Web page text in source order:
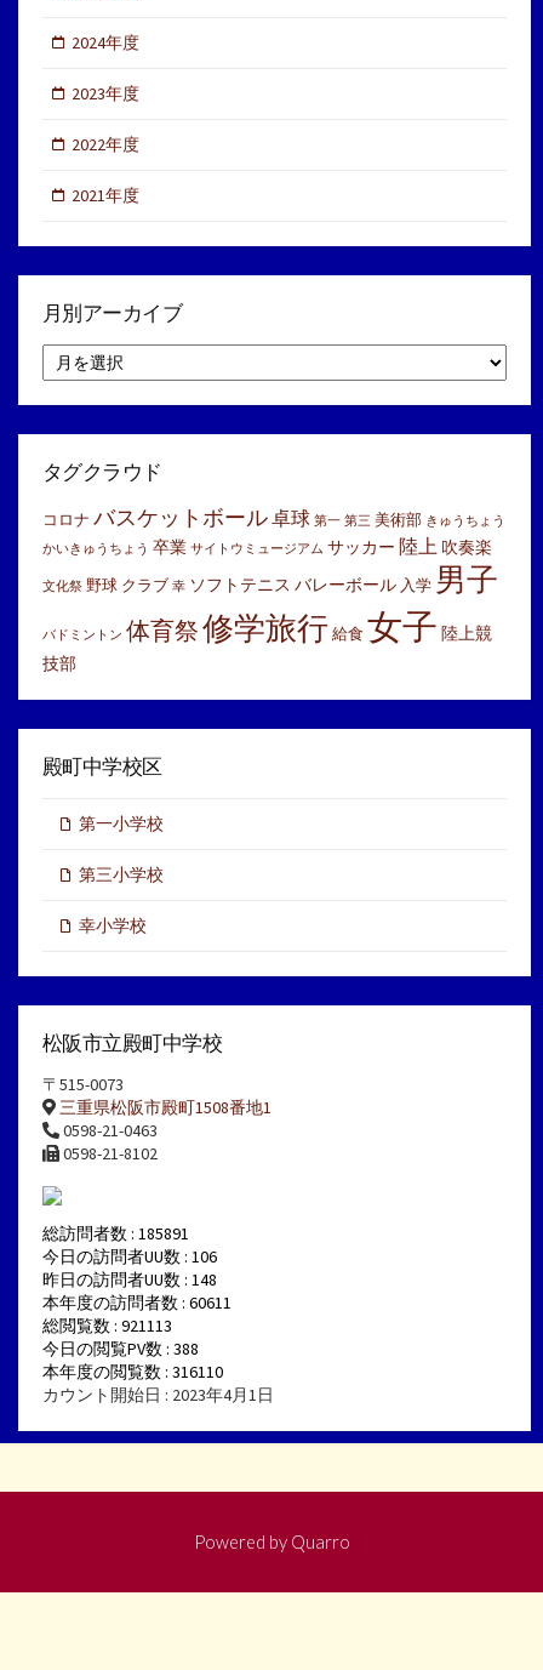
2024年度
2023年度
2022年度
2021年度
月別アーカイブ
別
ア
イ
タグクラウド
コロナ バスケットボール卓球 第一 第三 美術部 きゅうちょう
かいきゅうちょう 卒業 サイトウミュージアム サッカー 陸上 吹奏楽
文化祭 野球 クラブ 幸 ソフトテニス バレーボール 入学 男子
バドミントン 体育祭修学旅行 給食 女子 陸上競
技部
殿町中学校区
第一小学校
第三小学校
幸小学校
松阪市立殿町中学校
〒515-0073
三重県松阪市殿町1508番地1
0598-21-0463
0598-21-8102
総訪問者数 : 185891
今日の訪問者UU数 : 106
昨日の訪問者UU数 : 148
本年度の訪問者数 : 60611
総閲覧数 : 921113
今日の閲覧PV数 : 388
本年度の閲覧数 : 316110
カウント開始日 : 2023年4月1日
Powered by Quarro